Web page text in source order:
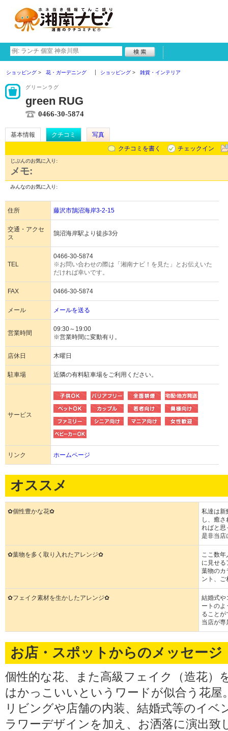
ショッピング 花・ガーデニング ショッピング 雑貨・インテリア
グリーンラグ
green RUG
0466-30-5874
基本情報 クチコミ
写真
クチコミを書く
チェックイン
じぶんのお気に入り:
メモ:
みんなのお気に入り:
住所 藤沢市鵠沼海岸3-2-15
交通・アクセ
ス
鵠沼海岸駅より徒歩3分
TEL
0466-30-5874
※お問い合わせの際は「湘南ナビ！を見た」とお伝えいた
だければ幸いです。
FAX 0466-30-5874
メール メールを送る
営業時間
09:30～19:00
※営業時間に変動有り。
店休日 木曜日
駐車場 近隣の有料駐車場をご利用ください。
サービス
リンク ホームページ
オススメ
✿個性豊かな花✿
私達は新
し、癒
ればと思
是非当店
✿葉物を多く取り入れたアレンジ✿
ここ数年
に見せる
葉物のカ
ント、ご
✿フェイク素材を生かしたアレンジ✿
結婚式や
ートのよ
ることが
当店が専
お店・スポットからのメッセージ
個性的な花、また高級フェイク（造花）
はかっこいいというワードが似合う花屋
リビングや店舗の内装、結婚式等のイ
ラワーデザインを加え、お洒落に演出致